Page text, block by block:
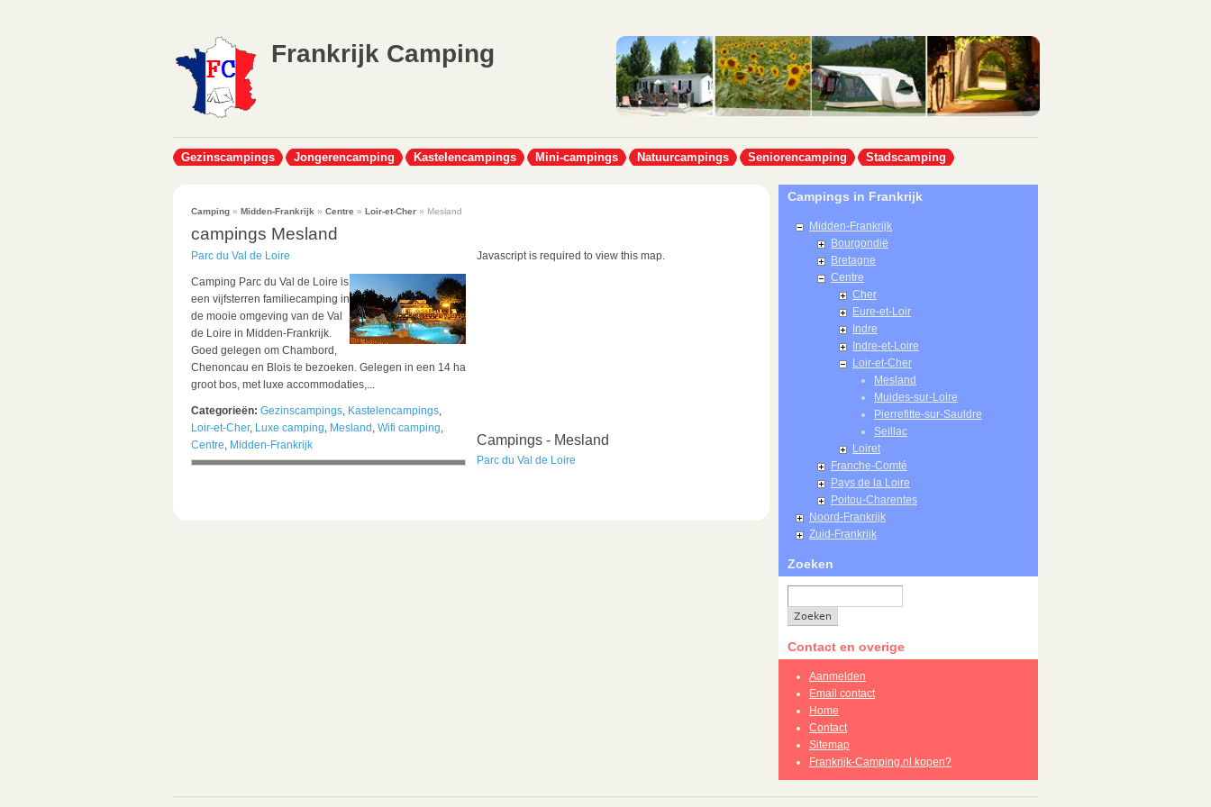
Frankrijk Camping
Gezinscampings Jongerencamping Kastelencampings Mini-campings Natuurcampings Seniorencamping Stadscamping
Camping » Midden-Frankrijk » Centre » Loir-et-Cher » Mesland
campings Mesland
Parc du Val de Loire
Camping Parc du Val de Loire is
een vijfsterren familiecamping in
de mooie omgeving van de Val
de Loire in Midden-Frankrijk.
Goed gelegen om Chambord,
Chenoncau en Blois te bezoeken. Gelegen in een 14 ha
groot bos, met luxe accommodaties,...
Categorieën: Gezinscampings, Kastelencampings,
Loir-et-Cher, Luxe camping, Mesland , Wifi camping,
Centre, Midden-Frankrijk
Javascript is required to view this map.
Campings - Mesland
Parc du Val de Loire
Campings in Frankrijk
Midden-Frankrijk
Bourgondië
Bretagne
Centre
Cher
Eure-et-Loir
Indre
Indre-et-Loire
Loir-et-Cher
Mesland
Muides-sur-Loire
Pierrefitte-sur-Sauldre
Seillac
Loiret
Franche-Comté
Pays de la Loire
Poitou-Charentes
Noord-Frankrijk
Zuid-Frankrijk
Zoeken
Contact en overige
Aanmelden
Email contact
Home
Contact
Sitemap
Frankrijk-Camping.nl kopen?